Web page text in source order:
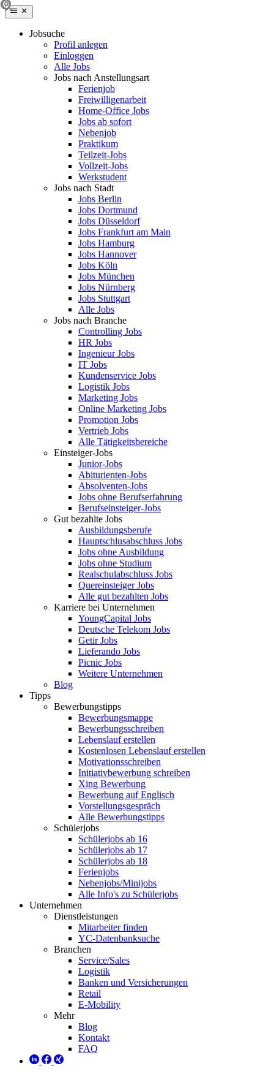
Jobsuche
Profil anlegen
Einloggen
Alle Jobs
Jobs nach Anstellungsart
Ferienjob
Freiwilligenarbeit
Home-Office Jobs
Jobs ab sofort
Nebenjob
Praktikum
Teilzeit-Jobs
Vollzeit-Jobs
Werkstudent
Jobs nach Stadt
Jobs Berlin
Jobs Dortmund
Jobs Düsseldorf
Jobs Frankfurt am Main
Jobs Hamburg
Jobs Hannover
Jobs Köln
Jobs München
Jobs Nürnberg
Jobs Stuttgart
Alle Jobs
Jobs nach Branche
Controlling Jobs
HR Jobs
Ingenieur Jobs
IT Jobs
Kundenservice Jobs
Logistik Jobs
Marketing Jobs
Online Marketing Jobs
Promotion Jobs
Vertrieb Jobs
Alle Tätigkeitsbereiche
Einsteiger-Jobs
Junior-Jobs
Abiturienten-Jobs
Absolventen-Jobs
Jobs ohne Berufserfahrung
Berufseinsteiger-Jobs
Gut bezahlte Jobs
Ausbildungsberufe
Hauptschlusabschluss Jobs
Jobs ohne Ausbildung
Jobs ohne Studium
Realschulabschluss Jobs
Quereinsteiger Jobs
Alle gut bezahlten Jobs
Karriere bei Unternehmen
YoungCapital Jobs
Deutsche Telekom Jobs
Getir Jobs
Lieferando Jobs
Picnic Jobs
Weitere Unternehmen
Blog
Tipps
Bewerbungstipps
Bewerbungsmappe
Bewerbungsschreiben
Lebenslauf erstellen
Kostenlosen Lebenslauf erstellen
Motivationsschreiben
Initiativbewerbung schreiben
Xing Bewerbung
Bewerbung auf Englisch
Vorstellungsgespräch
Alle Bewerbungstipps
Schülerjobs
Schülerjobs ab 16
Schülerjobs ab 17
Schülerjobs ab 18
Ferienjobs
Nebenjobs/Minijobs
Alle Info's zu Schülerjobs
Unternehmen
Dienstleistungen
Mitarbeiter finden
YC-Datenbanksuche
Branchen
Service/Sales
Logistik
Banken und Versicherungen
Retail
E-Mobility
Mehr
Blog
Kontakt
FAQ